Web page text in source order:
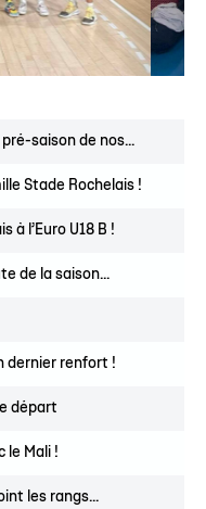
saison de nos...
Stade Rochelais !
à l’Euro U18 B !
de la saison...
dernier renfort !
départ
le Mali !
les rangs...